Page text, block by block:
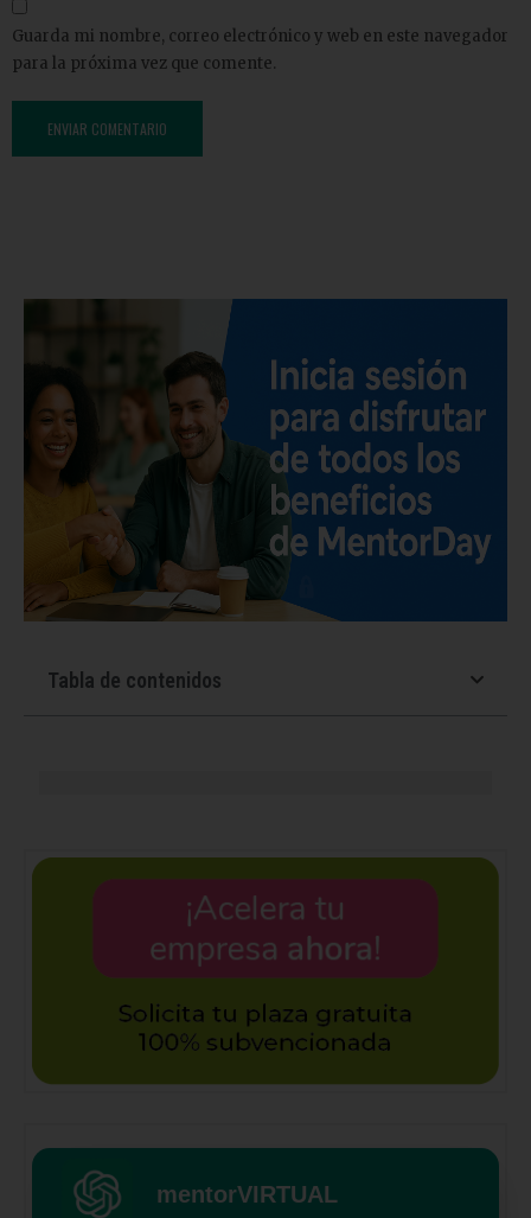
Guarda mi nombre, correo electrónico y web en este navegador
para la próxima vez que comente.
Tabla de contenidos
mentorVIRTUAL